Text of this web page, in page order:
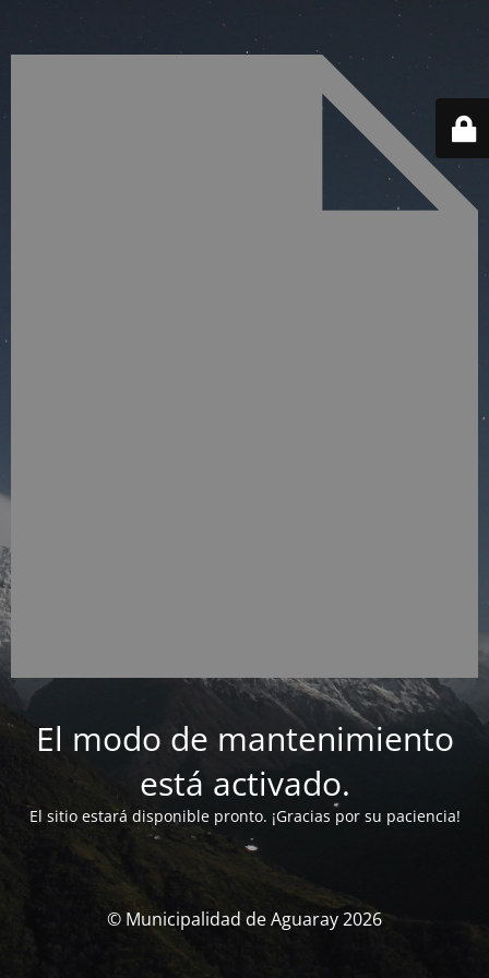
El modo de mantenimiento
está activado.
El sitio estará disponible pronto. ¡Gracias por su paciencia!
© Municipalidad de Aguaray 2026